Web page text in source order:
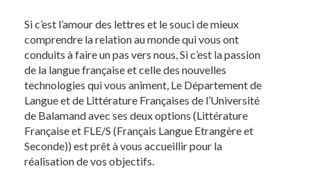
Si c’est l’amour des lettres et le souci de mieux
comprendre la relation au monde qui vous ont
conduits à faire un pas vers nous, Si c’est la passion
de la langue française et celle des nouvelles
technologies qui vous animent, Le Département de
Langue et de Littérature Françaises de l’Université
de Balamand avec ses deux options (Littérature
Française et FLE/S (Français Langue Etrangère et
Seconde)) est prêt à vous accueillir pour la
réalisation de vos objectifs.